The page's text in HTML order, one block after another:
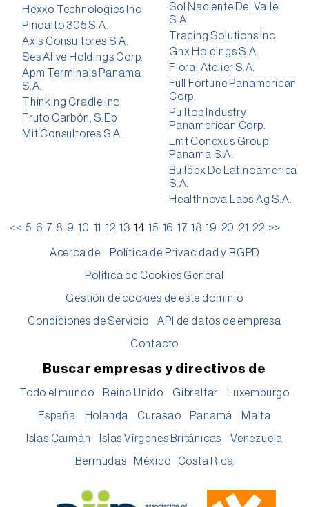
Hexxo Technologies Inc
Pinoalto 305 S.A.
Axis Consultores S.A.
Ses Alive Holdings Corp.
Apm Terminals Panama
S.A.
Thinking Cradle Inc
Fruto Carbón, S.Ep
Mit Consultores S.A.
Sol Naciente Del Valle
S.A.
Tracing Solutions Inc
Gnx Holdings S.A.
Floral Atelier S.A.
Full Fortune Panamerican
Corp.
Pulltop Industry
Panamerican Corp.
Lmt Conexus Group
Panama S.A.
Buildex De Latinoamerica
S.A.
Healthnova Labs Ag S.A.
<< 5 6 7 8 9 10 11 12 13 14 15 16 17 18 19 20 21 22 >>
Acerca de Política de Privacidad y RGPD
Política de Cookies General
Gestión de cookies de este dominio
Condiciones de Servicio API de datos de empresa
Contacto
Buscar empresas y directivos de
Todo el mundo Reino Unido Gibraltar Luxemburgo
España Holanda Curasao Panamá Malta
Islas Caimán Islas Vírgenes Británicas Venezuela
Bermudas México Costa Rica